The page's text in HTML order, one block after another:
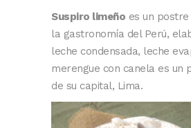
Suspiro limeño es un
la gastronomía del Perú,
leche condensada, leche
merengue con canela es un
de su capital, Lima.